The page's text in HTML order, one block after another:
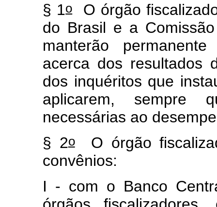
§ 1oO órgão
do Brasil e a
manterão
acerca dos resultados
dos inquéritos que
aplicarem, sempre
necessárias ao
§ 2oO órgão
convênios:
I - com o Banco